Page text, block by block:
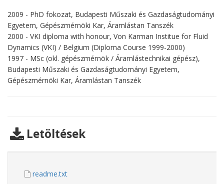
2009 - PhD fokozat, Budapesti Műszaki és Gazdaságtudományi
Egyetem, Gépészmérnöki Kar, Áramlástan Tanszék
2000 - VKI diploma with honour, Von Karman Institue for Fluid
Dynamics (VKI) / Belgium (Diploma Course 1999-2000)
1997 - MSc (okl. gépészmérnök / Áramlástechnikai gépész),
Budapesti Műszaki és Gazdaságtudományi Egyetem,
Gépészmérnöki Kar, Áramlástan Tanszék
Letöltések
readme.txt